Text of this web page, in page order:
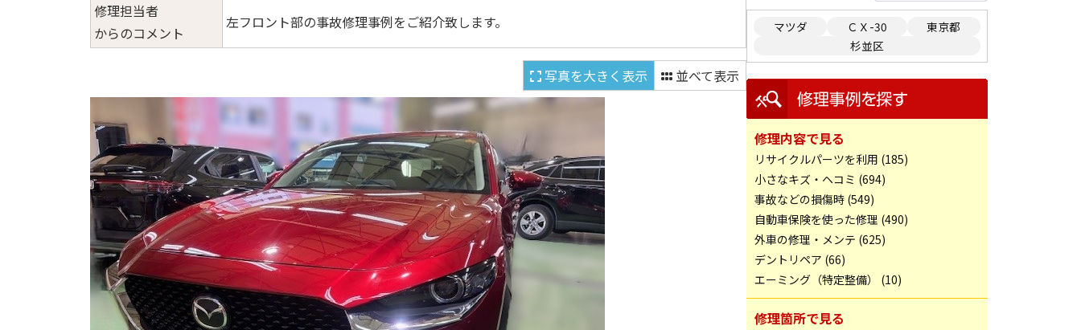
修理担当者
からのコメント
左フロント部の事故修理事例をご紹介致します。
写真を大きく表示 並べて表示
マツダ ＣＸ-30
東京都
杉並区
修理内容で見る
リサイクルパーツを利用 (185)
小さなキズ・ヘコミ (694)
事故などの損傷時 (549)
自動車保険を使った修理 (490)
外車の修理・メンテ (625)
デントリペア (66)
エーミング（特定整備） (10)
修理箇所で見る